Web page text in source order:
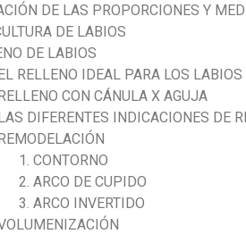
DE LAS PROPORCIONES Y
DE LABIOS
DE LABIOS
RELLENO IDEAL PARA LOS LABIOS
CON CÁNULA X AGUJA
DIFERENTES INDICACIONES DE
CONTORNO
ARCO DE CUPIDO
ARCO INVERTIDO